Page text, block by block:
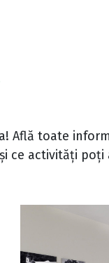
Află toate
ce activități poți